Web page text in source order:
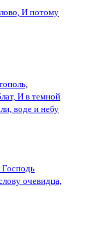
И потому
И в темной
воде и небу
Господь
очевидца,